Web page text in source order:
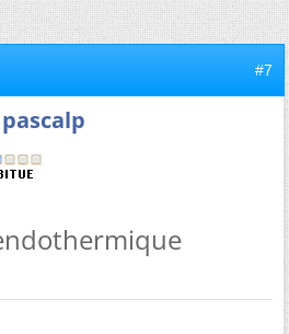
#7
pascalp